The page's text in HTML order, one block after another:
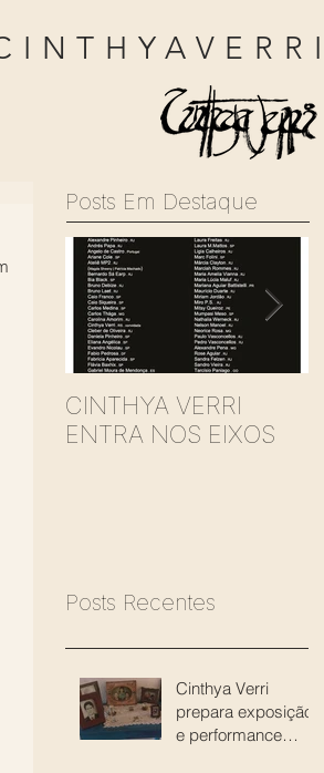
Posts Em Destaque
CINTHYA VERRI
ENTRA NOS EIXOS
Posts Recentes
Cinthya Verri
prepara exposição
e performance